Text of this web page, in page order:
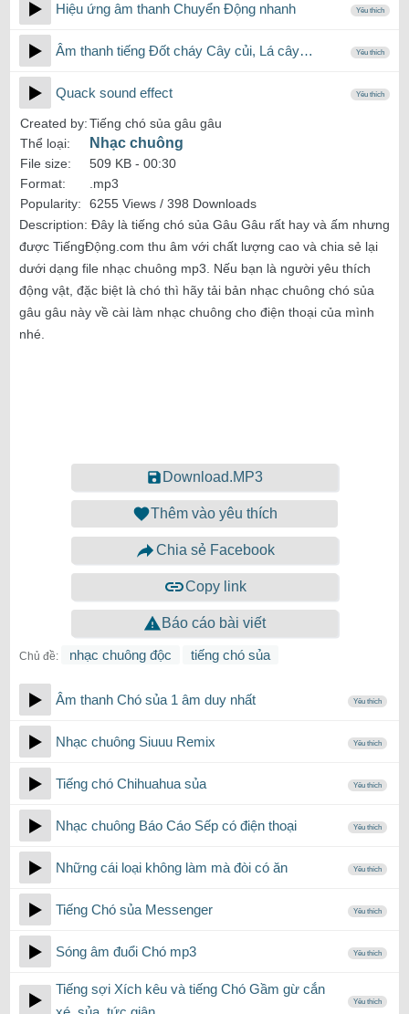
Hiệu ứng âm thanh Chuyển Động nhanh Yêu thích
Âm thanh tiếng Đốt cháy Cây củi, Lá cây… Yêu thích
Quack sound effect Yêu thích
Created by:Tiếng chó sủa gâu gâu
Thể loại:
Nhạc chuông
File size: 509 KB - 00:30
Format:
.mp3
Popularity:
6255 Views / 398 Downloads
Description: Đây là tiếng chó sủa Gâu Gâu rất hay và ấm nhưng
được TiếngĐộng.com thu âm với chất lượng cao và chia sẻ lại
dưới dạng file nhạc chuông mp3. Nếu bạn là người yêu thích
động vật, đặc biệt là chó thì hãy tải bản nhạc chuông chó sủa
gâu gâu này về cài làm nhạc chuông cho điện thoại của mình
nhé.
Download.MP3
Thêm vào yêu thích
Chia sẻ Facebook
Copy link
Báo cáo bài viết
Chủ đề: nhạc chuông độc tiếng chó sủa
Âm thanh Chó sủa 1 âm duy nhất Yêu thích
Nhạc chuông Siuuu Remix Yêu thích
Tiếng chó Chihuahua sủa Yêu thích
Nhạc chuông Báo Cáo Sếp có điện thoại Yêu thích
Những cái loại không làm mà đòi có ăn Yêu thích
Tiếng Chó sủa Messenger Yêu thích
Sóng âm đuổi Chó mp3 Yêu thích
Tiếng sợi Xích kêu và tiếng Chó Gầm gừ cắn
Yêu thích